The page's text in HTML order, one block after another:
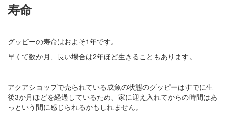
寿命
グッピーの寿命はおよそ1年です。
早くて数か月、長い場合は2年ほど生きることもあります。
アクアショップで売られている成魚の状態のグッピーはすでに生
後3か月ほどを経過しているため、家に迎え入れてからの時間はあ
っという間に感じられるかもしれません。